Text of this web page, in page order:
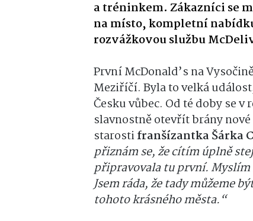
a tréninkem. Zákazníci se
na místo, kompletní
rozvážkovou službu
První McDonald’s na
Meziříčí. Byla to velká
Česku vůbec. Od té doby se
slavnostně otevřít brány
starostifranšízantka Šárka
přiznám se, že cítím úplně
připravovala tu první.
Jsem ráda, že tady můžeme
tohoto krásného města.“